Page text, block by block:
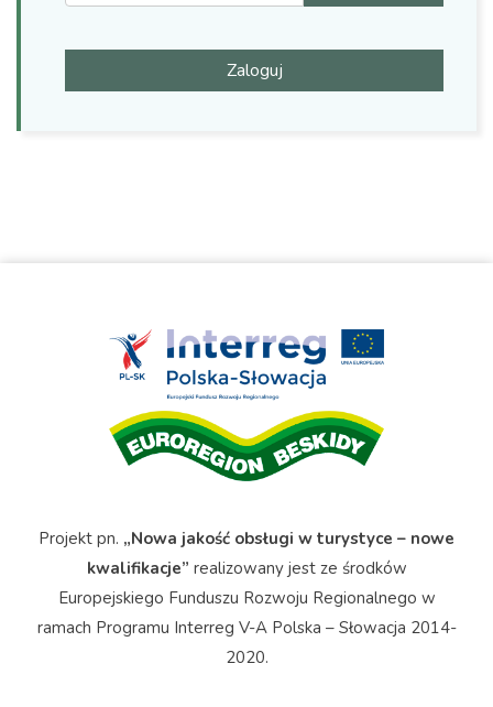
Zaloguj
Projekt pn. „Nowa jakość obsługi w turystyce – nowe
kwalifikacje” realizowany jest ze środków
Europejskiego Funduszu Rozwoju Regionalnego w
ramach Programu Interreg V-A Polska – Słowacja 2014-
2020.